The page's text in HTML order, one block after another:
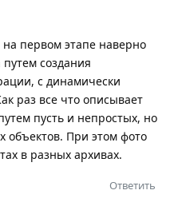
первом этапе наверно
создания
с динамически
раз все что описывает
пусть и непростых, но
объектов. При этом фото
в разных архивах.
Ответить